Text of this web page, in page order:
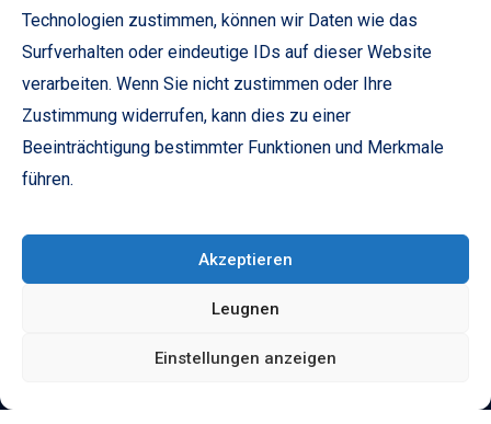
Technologien zustimmen, können wir Daten wie das
Surfverhalten oder eindeutige IDs auf dieser Website
verarbeiten. Wenn Sie nicht zustimmen oder Ihre
Zustimmung widerrufen, kann dies zu einer
Beeinträchtigung bestimmter Funktionen und Merkmale
führen.
Akzeptieren
Leugnen
Einstellungen anzeigen